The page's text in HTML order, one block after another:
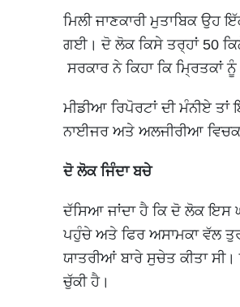
ਮਿਲੀ ਜਾਣਕਾਰੀ ਮੁਤਾਬਿਕ ਉਹ
ਗਈ। ਦੋ ਲੋਕ ਕਿਸੇ ਤਰ੍ਹਾਂ 50
ਸਰਕਾਰ ਨੇ ਕਿਹਾ ਕਿ
ਮੀਡੀਆ ਰਿਪੋਰਟਾਂ ਦੀ ਮੰਨੀਏ
ਨਾਈਜਰ ਅਤੇ ਅਲਜੀਰੀਆ
ਦੋ ਲੋਕ ਜਿੰਦਾ ਬਚੇ
ਦੱਸਿਆ ਜਾਂਦਾ ਹੈ ਕਿ ਦੋ ਲੋਕ ਇਸ
ਪਹੁੰਚੇ ਅਤੇ ਫਿਰ ਅਸਾਮਕਾ ਵੱਲ
ਯਾਤਰੀਆਂ ਬਾਰੇ ਸੁਚੇਤ ਕੀਤਾ
ਚੁੱਕੀ ਹੈ।